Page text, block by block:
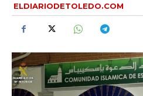
ELDIARIODETOLEDO.COM